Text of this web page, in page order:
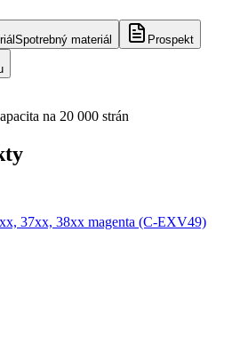
Spotrebný materiál Prospekt
na 20 000 strán
37xx, 38xx magenta (C-EXV49)